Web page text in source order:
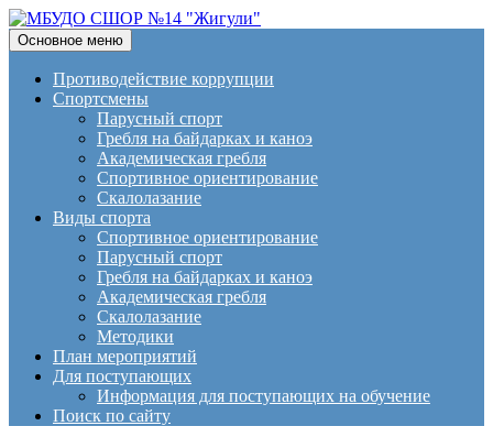
МБУДО СШОР №14
"Жигули"
Поиск
Основное меню Перейти
к
содержимому
Противодействие коррупции
Спортсмены
Парусный спорт
Гребля на байдарках и каноэ
Академическая гребля
Спортивное ориентирование
Скалолазание
Виды спорта
Спортивное ориентирование
Парусный спорт
Гребля на байдарках и каноэ
Академическая гребля
Скалолазание
Методики
План мероприятий
Для поступающих
Информация для поступающих на обучение
Поиск по сайту